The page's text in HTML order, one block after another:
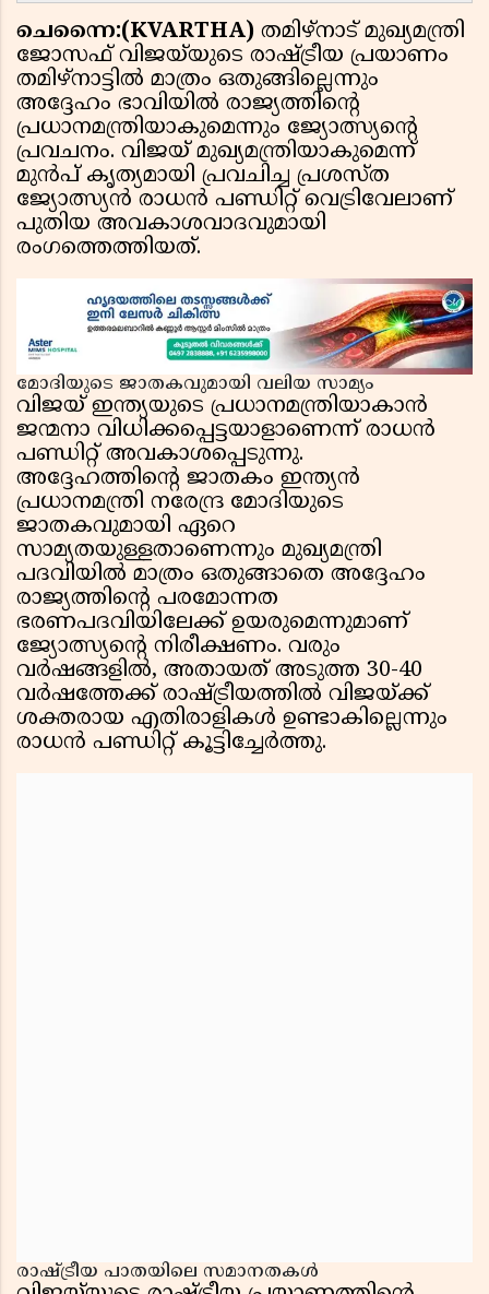
ചെന്നൈ:(KVARTHA) തമിഴ്‌നാട് മുഖ്യമന്ത്രി
ജോസഫ് വിജയ്‌യുടെ രാഷ്ട്രീയ പ്രയാണം
തമിഴ്നാട്ടിൽ മാത്രം ഒതുങ്ങില്ലെന്നും
അദ്ദേഹം ഭാവിയിൽ രാജ്യത്തിൻ്റെ
പ്രധാനമന്ത്രിയാകുമെന്നും ജ്യോത്സ്യൻ്റെ
പ്രവചനം. വിജയ് മുഖ്യമന്ത്രിയാകുമെന്ന്
മുൻപ് കൃത്യമായി പ്രവചിച്ച പ്രശസ്ത
ജ്യോത്സ്യൻ രാധൻ പണ്ഡിറ്റ് വെട്രിവേലാണ്
പുതിയ അവകാശവാദവുമായി
രംഗത്തെത്തിയത്.
മോദിയുടെ ജാതകവുമായി വലിയ സാമ്യം
വിജയ് ഇന്ത്യയുടെ പ്രധാനമന്ത്രിയാകാൻ
ജന്മനാ വിധിക്കപ്പെട്ടയാളാണെന്ന് രാധൻ
പണ്ഡിറ്റ് അവകാശപ്പെടുന്നു.
അദ്ദേഹത്തിൻ്റെ ജാതകം ഇന്ത്യൻ
പ്രധാനമന്ത്രി നരേന്ദ്ര മോദിയുടെ
ജാതകവുമായി ഏറെ
സാമ്യതയുള്ളതാണെന്നും മുഖ്യമന്ത്രി
പദവിയിൽ മാത്രം ഒതുങ്ങാതെ അദ്ദേഹം
രാജ്യത്തിൻ്റെ പരമോന്നത
ഭരണപദവിയിലേക്ക് ഉയരുമെന്നുമാണ്
ജ്യോത്സ്യൻ്റെ നിരീക്ഷണം. വരും
വർഷങ്ങളിൽ, അതായത് അടുത്ത 30-40
വർഷത്തേക്ക് രാഷ്ട്രീയത്തിൽ വിജയ്ക്ക്
ശക്തരായ എതിരാളികൾ ഉണ്ടാകില്ലെന്നും
രാധൻ പണ്ഡിറ്റ് കൂട്ടിച്ചേർത്തു.
രാഷ്ട്രീയ പാതയിലെ സമാനതകൾ